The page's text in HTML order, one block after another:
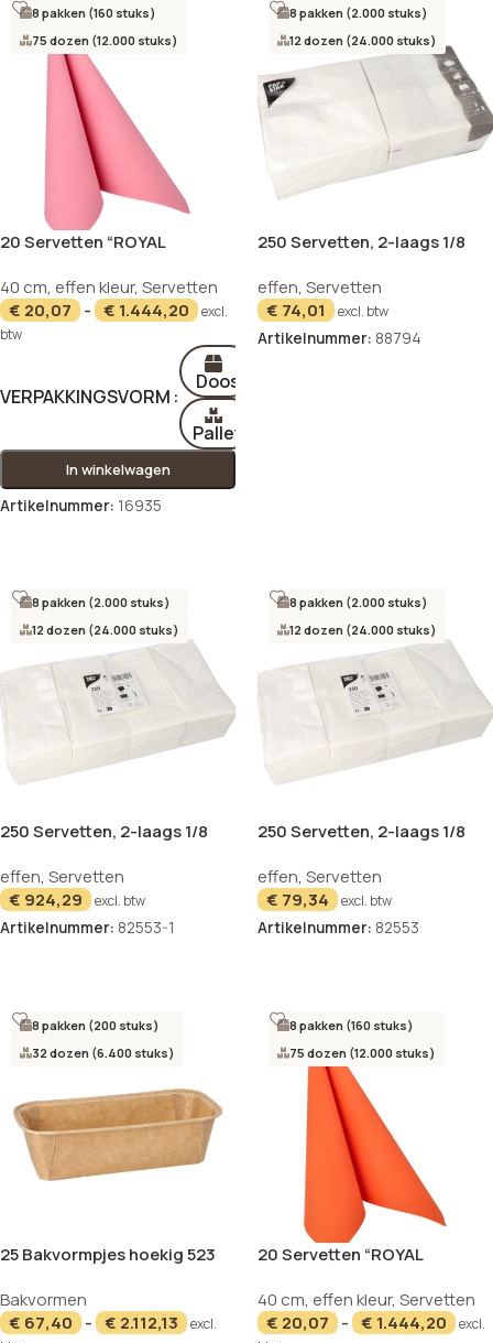
8 pakken (160 stuks)
75 dozen (12.000 stuks)
20 Servetten “ROYAL
40 cm roze
40 cm, effen kleur, Servetten
€ 20,07 - € 1.444,20
excl.
btw
VERPAKKINGSVORM
Doos
Pallet
In winkelwagen
Artikelnummer: 16935
8 pakken (2.000 stuks)
12 dozen (24.000 stuks)
250 Servetten, 2-laags 1/8
effen, Servetten
€ 74,01 excl. btw
Artikelnummer: 88794
8 pakken (2.000 stuks)
12 dozen (24.000 stuks)
250 Servetten, 2-laags 1/8
effen, Servetten
€ 924,29 excl. btw
Artikelnummer: 82553-1
8 pakken (2.000 stuks)
12 dozen (24.000 stuks)
250 Servetten, 2-laags 1/8
effen, Servetten
€ 79,34 excl. btw
Artikelnummer: 82553
8 pakken (200 stuks)
32 dozen (6.400 stuks)
25 Bakvormpjes hoekig 523
bruin
Bakvormen
€ 67,40 - € 2.112,13
excl.
8 pakken (160 stuks)
75 dozen (12.000 stuks)
20 Servetten “ROYAL
40 cm nectarine
40 cm, effen kleur, Servetten
€ 20,07 - € 1.444,20
excl.